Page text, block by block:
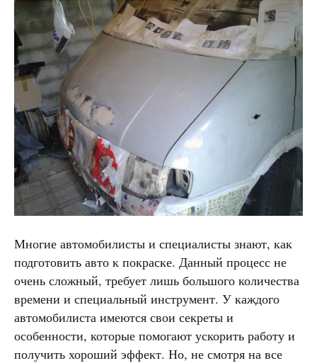
Многие автомобилисты и специалисты знают, как
подготовить авто к покраске. Данный процесс не
очень сложный, требует лишь большого количества
времени и специальный инструмент. У каждого
автомобилиста имеются свои секреты и
особенности, которые помогают ускорить работу и
получить хороший эффект. Но, не смотря на все